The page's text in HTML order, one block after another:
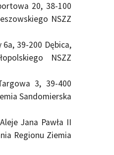
20, 38-100
NSZZ
39-200 Dębica,
NSZZ
3, 39-400
Sandomierska
Jana Pawła II
Regionu Ziemia